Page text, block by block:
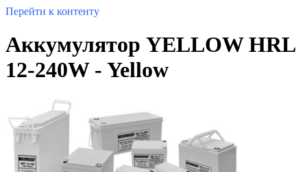
Перейти к контенту
Аккумулятор YELLOW HRL
12-240W - Yellow